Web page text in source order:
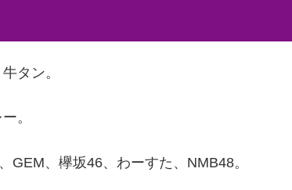
タン。
。
、欅坂46、わーすた、NMB48。